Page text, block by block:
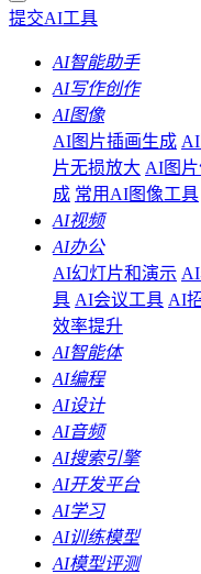
提交AI工具
AI智能助手
AI写作创作
AI图像
AI图片插画生成
片无损放大 AI图
成 常用AI图像工具
AI视频
AI办公
AI幻灯片和演示
具 AI会议工具 AI
效率提升
AI智能体
AI编程
AI设计
AI音频
AI搜索引擎
AI开发平台
AI学习
AI训练模型
AI模型评测